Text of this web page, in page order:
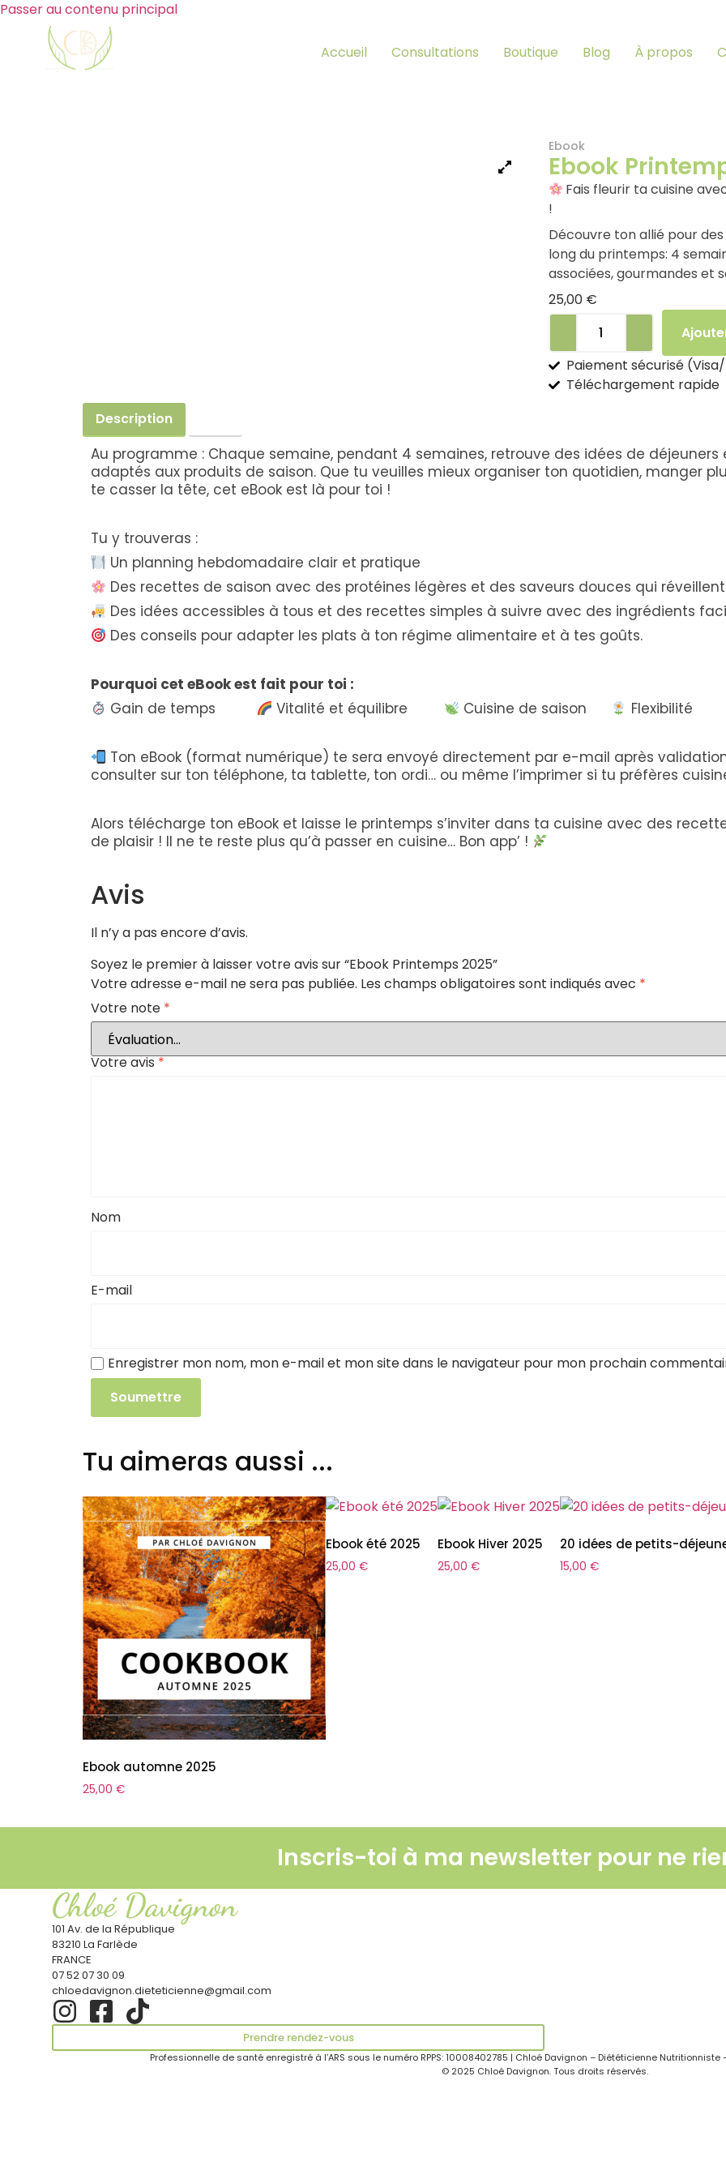
Passer au contenu principal
Accueil Consultations Boutique Blog À propos
Ebook
Ebook
Fais fleurir ta cuisine
!
Découvre ton allié pour
long du printemps: 4
associées, gourmandes et
25,00 €
Paiement sécurisé
Téléchargement rapide
Description
Au programme : Chaque semaine, pendant 4 semaines, retrouve des idées de
adaptés aux produits de saison. Que tu veuilles mieux organiser ton quotidien, manger
te casser la tête, cet eBook est là pour toi !
Tu y trouveras :
Un planning hebdomadaire clair et pratique
Des recettes de saison avec des protéines légères et des saveurs douces qui
Des idées accessibles à tous et des recettes simples à suivre avec des ingrédients
Des conseils pour adapter les plats à ton régime alimentaire et à tes goûts.
Pourquoi cet eBook est fait pour toi :
Gain de temps
Vitalité et équilibre Cuisine de saison Flexibilité
Ton eBook (format numérique) te sera envoyé directement par e-mail après
consulter sur ton téléphone, ta tablette, ton ordi… ou même l’imprimer si tu préfères
Alors télécharge ton eBook et laisse le printemps s’inviter dans ta cuisine avec des
de plaisir ! Il ne te reste plus qu’à passer en cuisine… Bon app’ !
Avis
Il n’y a pas encore d’avis.
Soyez le premier à laisser votre avis sur “Ebook Printemps 2025”
Votre adresse e-mail ne sera pas publiée. Les champs obligatoires sont indiqués avec *
Votre note *
Votre avis*
Nom
E-mail
Enregistrer mon nom, mon e-mail et mon site dans le navigateur pour mon prochain
Tu aimeras aussi ...
Ebook automne 2025
25,00 €
Ebook été 2025
25,00 €
Ebook Hiver 2025
25,00 €
20 idées de petits-
15,00 €
Inscris-toi à ma newsletter pour ne
Chloé Davignon
101 Av. de la République
83210 La Farlède
FRANCE
07 52 07 30 09
chloedavignon.dieteticienne@gmail.com
Prendre rendez-vous
Professionnelle de santé enregistré à l’ARS sous le numéro RPPS: 10008402785 | Chloé Davignon – Diététicienne Nutritionniste
© 2025 Chloé Davignon. Tous droits réservés.